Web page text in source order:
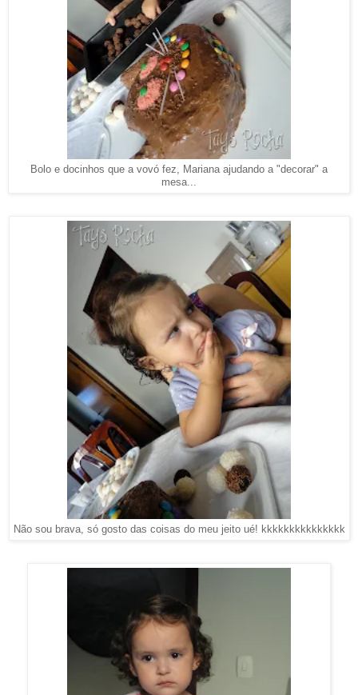
Bolo e docinhos que a vovó fez, Mariana ajudando a "decorar" a
mesa...
Não sou brava, só gosto das coisas do meu jeito ué! kkkkkkkkkkkkkkk